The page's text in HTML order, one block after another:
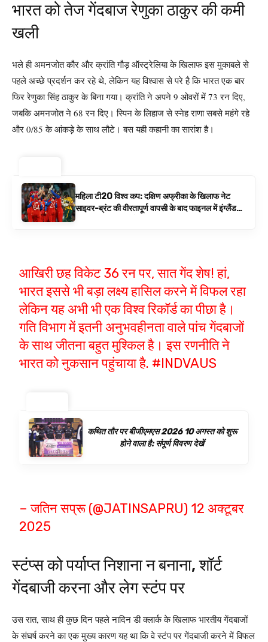
भारत को तेज गेंदबाज रेणुका ठाकुर की कमी
खली
भले ही अमनजोत कौर और क्रांति गौड़ ऑस्ट्रेलिया के खिलाफ इस मुकाबले से
पहले अच्छे प्रदर्शन कर रहे थे, लेकिन यह विश्वास से परे है कि भारत एक बार
फिर रेणुका सिंह ठाकुर के बिना गया। क्रांति ने अपने 9 ओवरों में 73 रन दिए,
जबकि अमनजोत ने 68 रन दिए। स्पिन के लिहाज से स्नेह राणा सबसे महंगे रहे
और 0/85 के आंकड़े के साथ लौटे। बस यही कहानी का सारांश है।
महिला टी20 विश्व कप: दक्षिण अफ्रीका के खिलाफ नेट
साइवर-ब्रंट की वीरतापूर्ण वापसी के बाद फाइनल में इंग्लैंड
आखिरी छह विकेट 36 रन पर, सात गेंद शेष! हां,
भारत इससे भी बड़ा लक्ष्य हासिल करने में विफल रहा
लेकिन यह अभी भी एक विश्व रिकॉर्ड का पीछा है।
गति विभाग में इतनी अनुभवहीनता वाले पांच गेंदबाजों
के साथ जीतना बहुत मुश्किल है। इस रणनीति ने
भारत को नुकसान पहुंचाया है. #INDVAUS
कथित तौर पर बीजीएमएस 2026 10 अगस्त को शुरू
होने वाला है: संपूर्ण विवरण देखें
– जतिन सप्रू (@JATINSAPRU) 12 अक्टूबर
2025
स्टंप्स को पर्याप्त निशाना न बनाना, शॉर्ट
गेंदबाजी करना और लेग स्टंप पर
उस रात, साथ ही कुछ दिन पहले नादिन डी क्लार्क के खिलाफ भारतीय गेंदबाजों
के संघर्ष करने का एक मुख्य कारण यह था कि वे स्टंप पर गेंदबाजी करने में विफल